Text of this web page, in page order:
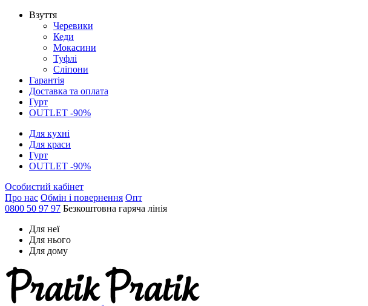
Взуття
Черевики
Кеди
Мокасини
Туфлі
Сліпони
Гарантія
Доставка та оплата
Гурт
OUTLET -90%
Для кухні
Для краси
Гурт
OUTLET -90%
Особистий кабінет
Про нас Обмін і повернення Опт
0800 50 97 97 Безкоштовна гаряча лінія
Для неї
Для нього
Для дому